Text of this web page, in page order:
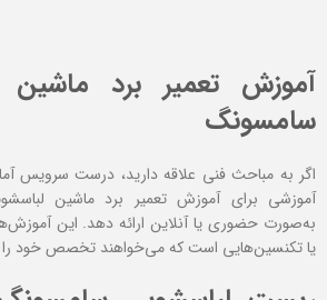
آموزش تعمیر برد ماشین
سامسونگ
اگر به مباحث فنی علاقه دارید، درست سرویس
آموزشی برای آموزش تعمیر برد ماشین
به‌صورت حضوری یا آنلاین ارائه دهد. این
یا تکنسین‌هایی است که می‌خواهند تخصص خود را